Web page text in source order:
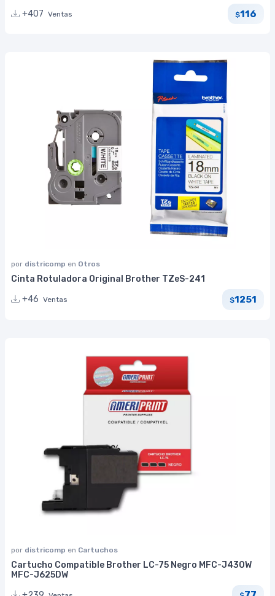
+407 Ventas $116
por districomp en Otros
Cinta Rotuladora Original Brother TZeS-241
+46 Ventas $1251
por districomp en Cartuchos
Cartucho Compatible Brother LC-75 Negro MFC-J430W
MFC-J625DW